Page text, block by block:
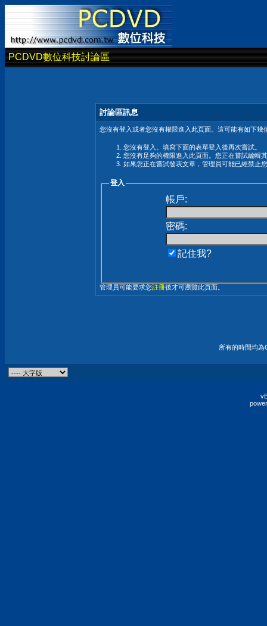
PCDVD數位科技討論區
討論區訊息
您沒有登入或者您沒有權限進入此頁面。這可能有如下幾
您沒有登入。填寫下面的表單登入後再次嘗試。
您沒有足夠的權限進入此頁面。您正在嘗試編輯
如果您正在嘗試發表文章，管理員可能已經禁止
登入
帳戶:
密碼:
記住我?
管理員可能要求您註冊後才可瀏覽此頁面。
所有的時間均為